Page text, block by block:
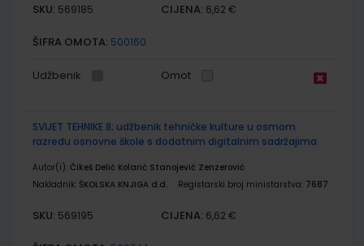
SKU: 569185 CIJENA: 6,62 €
ŠIFRA OMOTA: 500160
Udžbenik Omot
SVIJET TEHNIKE 8; udžbenik tehničke kulture u osmom
razredu osnovne škole s dodatnim digitalnim sadržajima
Autor(i): Čikeš Delić Kolarić Stanojević Zenzerović
Nakladnik: ŠKOLSKA KNJIGA d.d. Registarski broj ministarstva: 7687
SKU: 569195 CIJENA: 6,62 €